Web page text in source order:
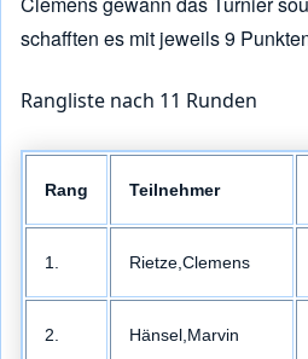
schafften es mit jeweils 9
Rangliste nach 11 Runden
Rang Teilnehmer
1. Rietze,Clemens
2. Hänsel,Marvin